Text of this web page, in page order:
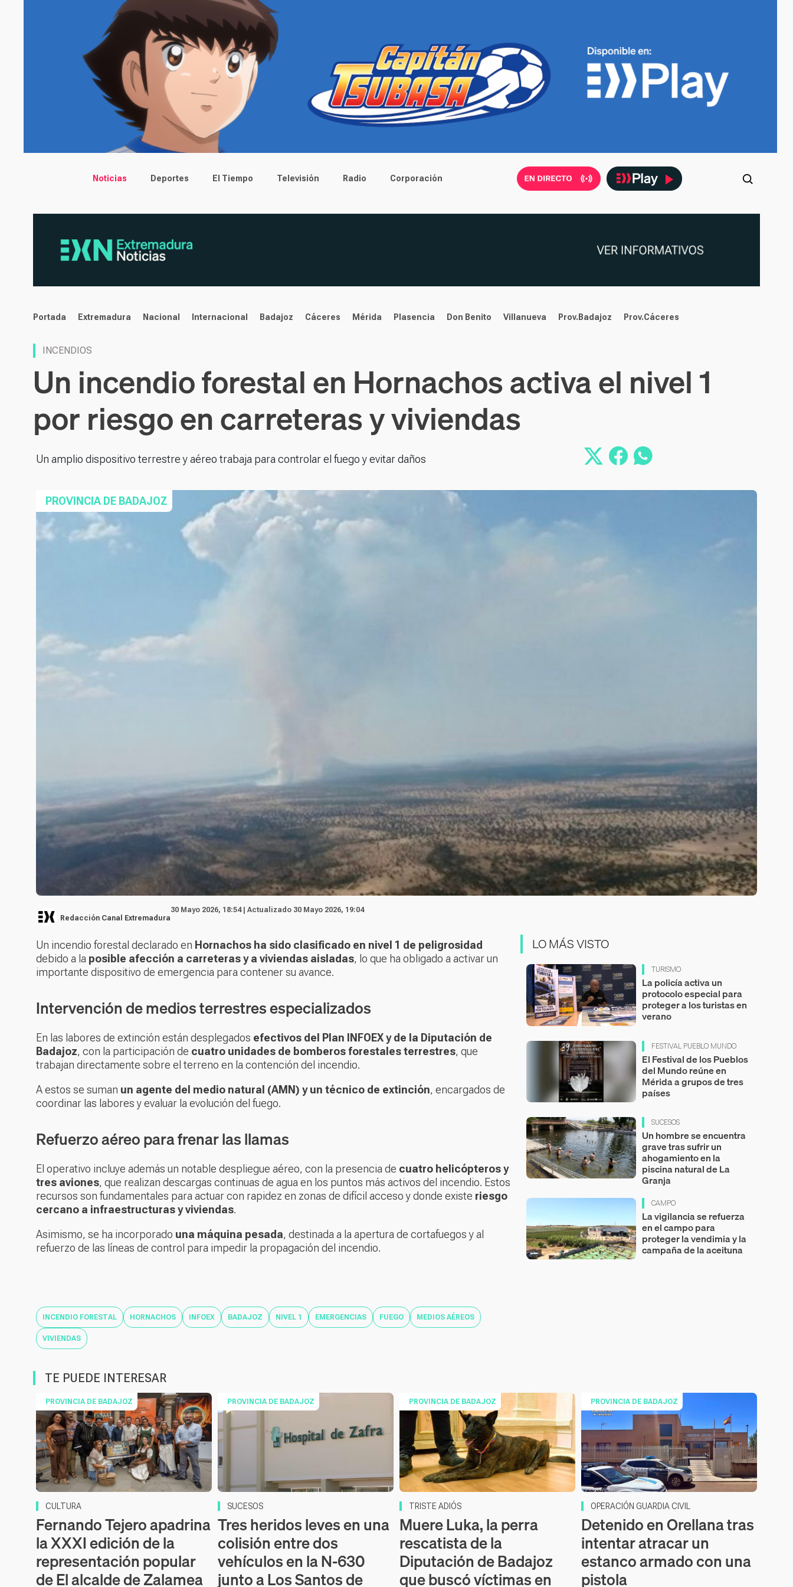
Main menu
Noticias Deportes El Tiempo Televisión Radio Corporación
noticias
Portada Extremadura Nacional Internacional Badajoz Cáceres Mérida Plasencia Don Benito Villanueva Prov.Badajoz Prov.Cáceres
INCENDIOS
Un incendio forestal en Hornachos activa el nivel 1
por riesgo en carreteras y viviendas
Un amplio dispositivo terrestre y aéreo trabaja para controlar el fuego y evitar daños
PROVINCIA DE BADAJOZ
Redacción Canal Extremadura
30 Mayo 2026, 18:54 | Actualizado 30 Mayo 2026, 19:04
Un incendio forestal declarado en Hornachos ha sido clasificado en nivel 1 de peligrosidad
debido a la posible afección a carreteras y a viviendas aisladas, lo que ha obligado a activar un
importante dispositivo de emergencia para contener su avance.
Intervención de medios terrestres especializados
En las labores de extinción están desplegados efectivos del Plan INFOEX y de la Diputación de
Badajoz, con la participación de cuatro unidades de bomberos forestales terrestres, que
trabajan directamente sobre el terreno en la contención del incendio.
A estos se suman un agente del medio natural (AMN) y un técnico de extinción, encargados de
coordinar las labores y evaluar la evolución del fuego.
Refuerzo aéreo para frenar las llamas
El operativo incluye además un notable despliegue aéreo, con la presencia de cuatro helicópteros y
tres aviones, que realizan descargas continuas de agua en los puntos más activos del incendio. Estos
recursos son fundamentales para actuar con rapidez en zonas de difícil acceso y donde existe riesgo
cercano a infraestructuras y viviendas.
Asimismo, se ha incorporado una máquina pesada, destinada a la apertura de cortafuegos y al
refuerzo de las líneas de control para impedir la propagación del incendio.
INCENDIO FORESTAL HORNACHOS INFOEX BADAJOZ NIVEL 1 EMERGENCIAS FUEGO MEDIOS AÉREOS
VIVIENDAS
LO MÁS VISTO
TURISMO
La policía activa un
protocolo especial para
proteger a los turistas en
verano
FESTIVAL PUEBLO MUNDO
El Festival de los Pueblos
del Mundo reúne en
Mérida a grupos de tres
países
SUCESOS
Un hombre se encuentra
grave tras sufrir un
ahogamiento en la
piscina natural de La
Granja
CAMPO
La vigilancia se refuerza
en el campo para
proteger la vendimia y la
campaña de la aceituna
TE PUEDE INTERESAR
PROVINCIA DE BADAJOZ
CULTURA
Fernando Tejero apadrina
la XXXI edición de la
representación popular
de El alcalde de Zalamea
PROVINCIA DE BADAJOZ
SUCESOS
Tres heridos leves en una
colisión entre dos
vehículos en la N-630
junto a Los Santos de
PROVINCIA DE BADAJOZ
TRISTE ADIÓS
Muere Luka, la perra
rescatista de la
Diputación de Badajoz
que buscó víctimas en
PROVINCIA DE BADAJOZ
OPERACIÓN GUARDIA CIVIL
Detenido en Orellana tras
intentar atracar un
estanco armado con una
pistola